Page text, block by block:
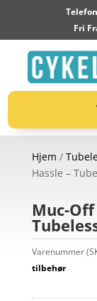
Fri
Hjem /
Hassle –
Muc-
Varenummer
tilbehør